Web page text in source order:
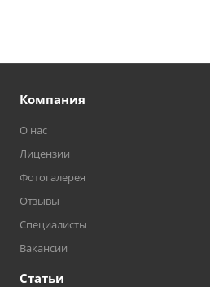
Компания
О нас
Лицензии
Фотогалерея
Отзывы
Специалисты
Вакансии
Статьи